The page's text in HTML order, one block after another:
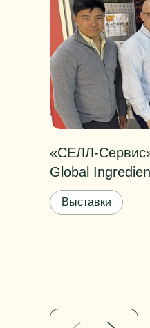
«СЕЛЛ-
Global
Выставки